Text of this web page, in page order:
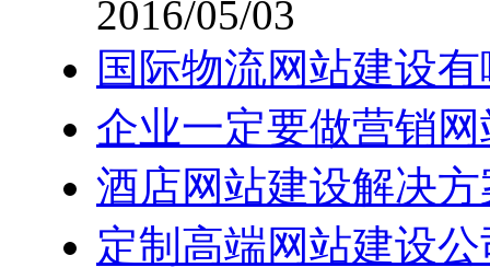
2016/05/03
国际物流网站建设
企业一定要做营销网
酒店网站建设解决方
定制高端网站建设